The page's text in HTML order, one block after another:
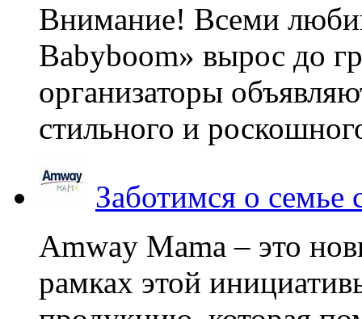
Внимание! Всеми
Babyboom» вырос до
организаторы
стильного и
Заботимся о
Amway Mama – это
рамках этой